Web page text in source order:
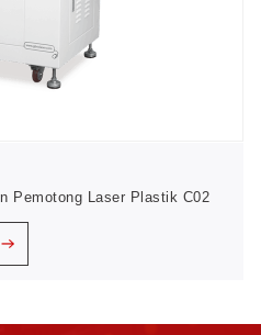
Pemotong Laser Plastik C02